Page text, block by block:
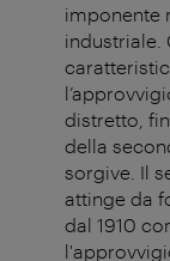
imponente
industriale.
distretto,
della
sorgive. Il
attinge da
dal 1910